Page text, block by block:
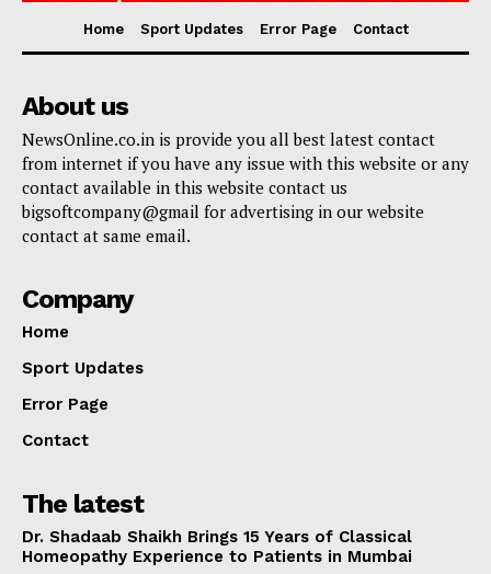
Home Sport Updates Error Page Contact
About us
NewsOnline.co.in is provide you all best latest contact
from internet if you have any issue with this website or any
contact available in this website contact us
bigsoftcompany@gmail for advertising in our website
contact at same email.
Company
Home
Sport Updates
Error Page
Contact
The latest
Dr. Shadaab Shaikh Brings 15 Years of Classical
Homeopathy Experience to Patients in Mumbai